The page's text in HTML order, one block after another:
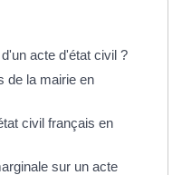
acte d'état civil ?
de la mairie en
civil français en
sur un acte